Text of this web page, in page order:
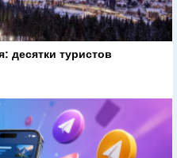
десятки туристов